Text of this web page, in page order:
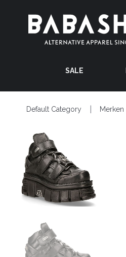
SALE
Default Category Merken